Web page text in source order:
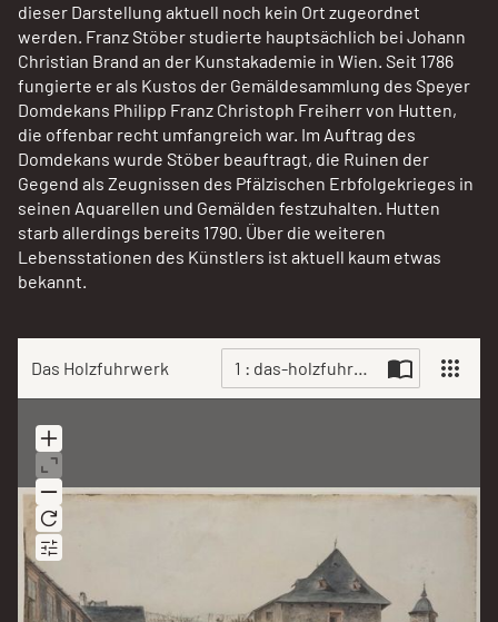
Das Holzfuhrwerk 1 : das-holzfuhrwerk-71712.jpg
Scan
dieser Darstellung aktuell noch kein Ort zugeordnet
werden. Franz Stöber studierte hauptsächlich bei Johann
Christian Brand an der Kunstakademie in Wien. Seit 1786
fungierte er als Kustos der Gemäldesammlung des Speyer
Domdekans Philipp Franz Christoph Freiherr von Hutten,
die offenbar recht umfangreich war. Im Auftrag des
Domdekans wurde Stöber beauftragt, die Ruinen der
Gegend als Zeugnissen des Pfälzischen Erbfolgekrieges in
seinen Aquarellen und Gemälden festzuhalten. Hutten
starb allerdings bereits 1790. Über die weiteren
Lebensstationen des Künstlers ist aktuell kaum etwas
bekannt.